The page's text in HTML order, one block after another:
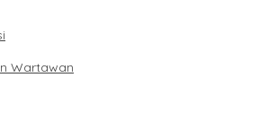
Wartawan